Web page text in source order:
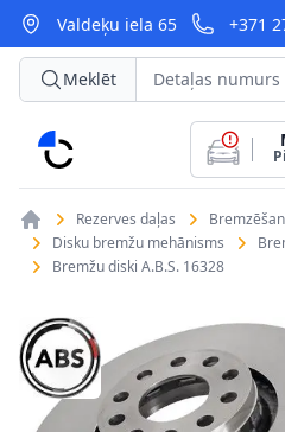
Valdeķu iela 65 +371
CarParts
Meklēt
Rezerves daļas
Disku bremžu mehānisms
Bremžu diski A.B.S. 16328